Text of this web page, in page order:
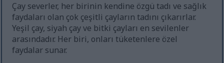
Çay severler, her birinin kendine özgü tadı ve sağlık
faydaları olan çok çeşitli çayların tadını çıkarırlar.
Yeşil çay, siyah çay ve bitki çayları en sevilenler
arasındadır. Her biri, onları tüketenlere özel
faydalar sunar.